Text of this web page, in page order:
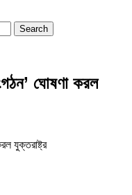
ঘোষণা করল